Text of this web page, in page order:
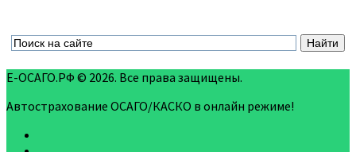
Е-ОСАГО.РФ © 2026. Все права защищены.
Автострахование ОСАГО/КАСКО в онлайн режиме!